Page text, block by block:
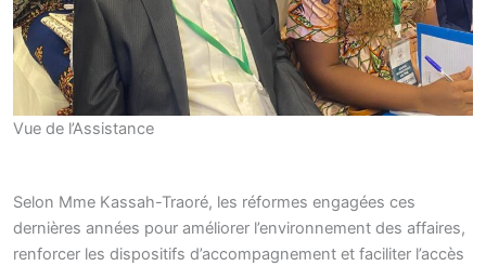
Vue de l’Assistance
Selon Mme Kassah-Traoré, les réformes engagées ces
dernières années pour améliorer l’environnement des affaires,
renforcer les dispositifs d’accompagnement et faciliter l’accès